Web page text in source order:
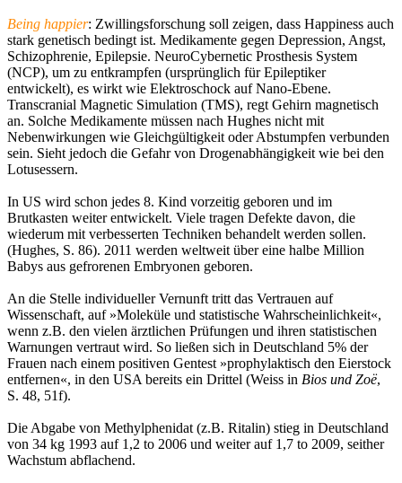
Being happier: Zwillingsforschung soll zeigen, dass Happiness auch
stark genetisch bedingt ist. Medikamente gegen Depression, Angst,
Schizophrenie, Epilepsie. NeuroCybernetic Prosthesis System
(NCP), um zu entkrampfen (ursprünglich für Epileptiker
entwickelt), es wirkt wie Elektroschock auf Nano-Ebene.
Transcranial Magnetic Simulation (TMS), regt Gehirn magnetisch
an. Solche Medikamente müssen nach Hughes nicht mit
Nebenwirkungen wie Gleichgültigkeit oder Abstumpfen verbunden
sein. Sieht jedoch die Gefahr von Drogenabhängigkeit wie bei den
Lotusessern.
In US wird schon jedes 8. Kind vorzeitig geboren und im
Brutkasten weiter entwickelt. Viele tragen Defekte davon, die
wiederum mit verbesserten Techniken behandelt werden sollen.
(Hughes, S. 86). 2011 werden weltweit über eine halbe Million
Babys aus gefrorenen Embryonen geboren.
An die Stelle individueller Vernunft tritt das Vertrauen auf
Wissenschaft, auf »Moleküle und statistische Wahrscheinlichkeit«,
wenn z.B. den vielen ärztlichen Prüfungen und ihren statistischen
Warnungen vertraut wird. So ließen sich in Deutschland 5% der
Frauen nach einem positiven Gentest »prophylaktisch den Eierstock
entfernen«, in den USA bereits ein Drittel (Weiss in Bios und Zoë,
S. 48, 51f).
Die Abgabe von Methylphenidat (z.B. Ritalin) stieg in Deutschland
von 34 kg 1993 auf 1,2 to 2006 und weiter auf 1,7 to 2009, seither
Wachstum abflachend.